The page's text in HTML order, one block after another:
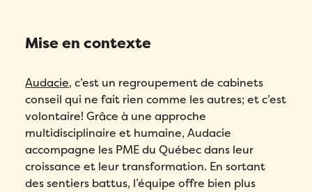
Mise en contexte
Audacie, c’est un regroupement de cabinets
conseil qui ne fait rien comme les autres; et c’est
volontaire! Grâce à une approche
multidisciplinaire et humaine, Audacie
accompagne les PME du Québec dans leur
croissance et leur transformation. En sortant
des sentiers battus, l’équipe offre bien plus